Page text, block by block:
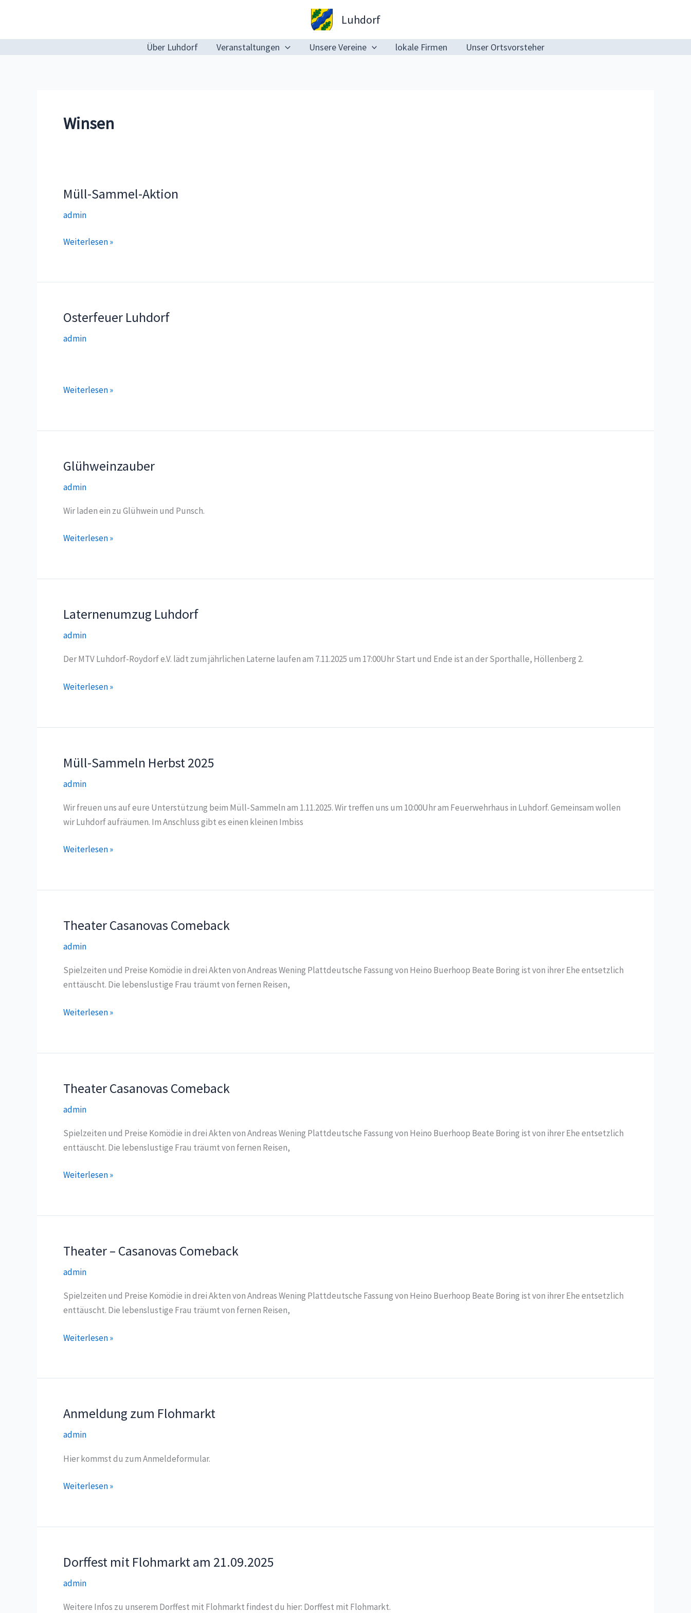
Luhdorf
Über Luhdorf Veranstaltungen Unsere Vereine lokale Firmen Unser Ortsvorsteher
Winsen
Müll-Sammel-Aktion
admin
Müll-
Weiterlesen »
Osterfeuer Luhdorf
admin
Osterfeuer
Weiterlesen »
Glühweinzauber
admin
Wir laden ein zu Glühwein und Punsch.
Glühweinzauber
Weiterlesen »
Laternenumzug Luhdorf
admin
Der MTV Luhdorf-Roydorf e.V. lädt zum jährlichen Laterne laufen am 7.11.2025 um 17:00Uhr Start und Ende ist an der Sporthalle, Höllenberg 2.
Laternenumzug
Weiterlesen »
Müll-Sammeln Herbst 2025
admin
Wir freuen uns auf eure Unterstützung beim Müll-Sammeln am 1.11.2025. Wir treffen uns um 10:00Uhr am Feuerwehrhaus in Luhdorf. Gemeinsam wollen
wir Luhdorf aufräumen. Im Anschluss gibt es einen kleinen Imbiss
Müll-
2025
Weiterlesen »
Theater Casanovas Comeback
admin
Spielzeiten und Preise Komödie in drei Akten von Andreas Wening Plattdeutsche Fassung von Heino Buerhoop Beate Boring ist von ihrer Ehe entsetzlich
enttäuscht. Die lebenslustige Frau träumt von fernen Reisen,
Theater
Weiterlesen »
Theater Casanovas Comeback
admin
Spielzeiten und Preise Komödie in drei Akten von Andreas Wening Plattdeutsche Fassung von Heino Buerhoop Beate Boring ist von ihrer Ehe entsetzlich
enttäuscht. Die lebenslustige Frau träumt von fernen Reisen,
Theater
Weiterlesen »
Theater – Casanovas Comeback
admin
Spielzeiten und Preise Komödie in drei Akten von Andreas Wening Plattdeutsche Fassung von Heino Buerhoop Beate Boring ist von ihrer Ehe entsetzlich
enttäuscht. Die lebenslustige Frau träumt von fernen Reisen,
Theater
Comeback
Weiterlesen »
Anmeldung zum Flohmarkt
admin
Hier kommst du zum Anmeldeformular.
Anmeldung
Weiterlesen »
Dorffest mit Flohmarkt am 21.09.2025
admin
Weitere Infos zu unserem Dorffest mit Flohmarkt findest du hier: Dorffest mit Flohmarkt.